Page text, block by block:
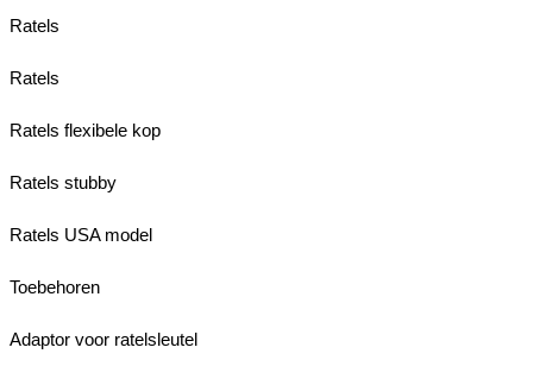
Ratels
Ratels
Ratels flexibele kop
Ratels stubby
Ratels USA model
Toebehoren
Adaptor voor ratelsleutel